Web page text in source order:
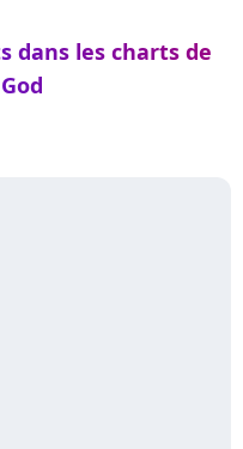
dans les charts de